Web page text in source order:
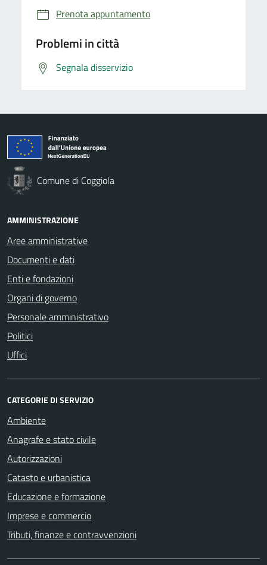
Prenota appuntamento
Problemi in città
Segnala disservizio
Comune di Coggiola
AMMINISTRAZIONE
Aree amministrative
Documenti e dati
Enti e fondazioni
Organi di governo
Personale amministrativo
Politici
Uffici
CATEGORIE DI SERVIZIO
Ambiente
Anagrafe e stato civile
Autorizzazioni
Catasto e urbanistica
Educazione e formazione
Imprese e commercio
Tributi, finanze e contravvenzioni